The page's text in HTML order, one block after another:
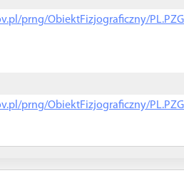
prng/ObiektFizjograficzny/
prng/ObiektFizjograficzny/